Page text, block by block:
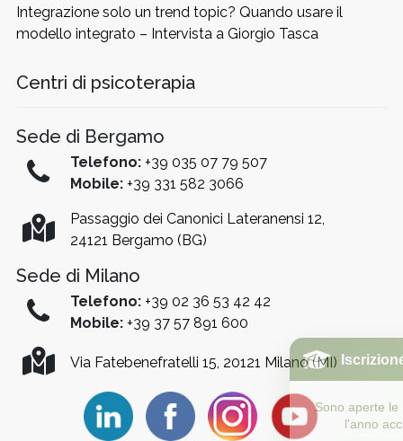
Integrazione solo un trend topic? Quando usare il
modello integrato – Intervista a Giorgio Tasca
Centri di psicoterapia
Sede di Bergamo
Telefono: +39 035 07 79 507
Mobile: +39 331 582 3066
Passaggio dei Canonici Lateranensi 12,
24121 Bergamo (BG)
Sede di Milano
Telefono: +39 02 36 53 42 42
Mobile: +39 37 57 891 600
Via Fatebenefratelli 15, 20121 Milano (MI)
Iscrizione AA 27/28
Sono aperte le PREISCRIZIONI per
l'anno accademico 27/28